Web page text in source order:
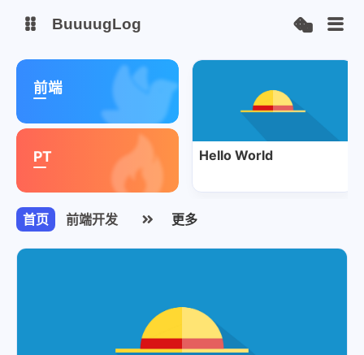
博客
安知鱼图床
BuuuugLog
前端
PT Hello World
首页 前端开发 更多